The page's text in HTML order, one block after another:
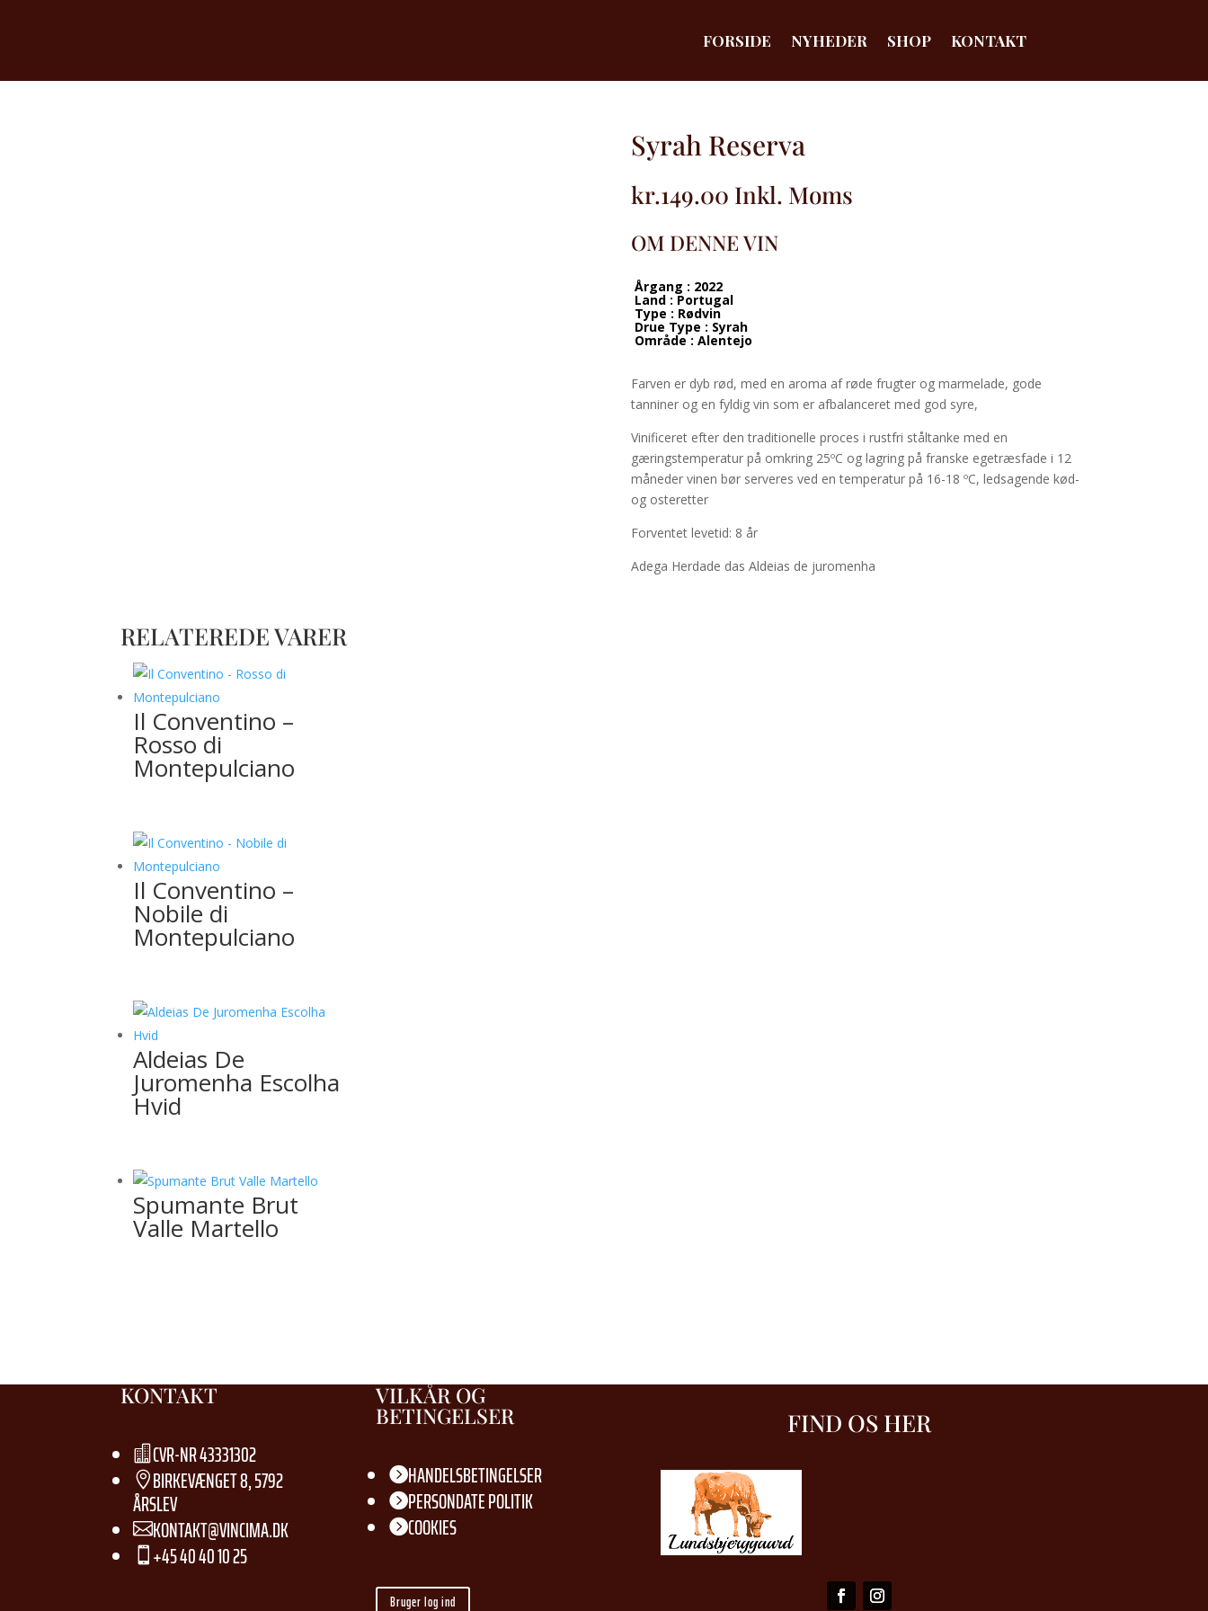
FORSIDE NYHEDER SHOP KONTAKT
Syrah Reserva
kr.149.00 Inkl. Moms
OM DENNE VIN
Årgang : 2022
Land : Portugal
Type : Rødvin
Drue Type : Syrah
Område : Alentejo
Farven er dyb rød, med en aroma af røde frugter og marmelade, gode
tanniner og en fyldig vin som er afbalanceret med god syre,
Vinificeret efter den traditionelle proces i rustfri ståltanke med en
gæringstemperatur på omkring 25ºC og lagring på franske egetræsfade i 12
måneder vinen bør serveres ved en temperatur på 16-18 ºC, ledsagende kød-
og osteretter
Forventet levetid: 8 år
Adega Herdade das Aldeias de juromenha
RELATEREDE VARER
Il Conventino –
Rosso di
Montepulciano
Il Conventino –
Nobile di
Montepulciano
Aldeias De
Juromenha Escolha
Hvid
Spumante Brut
Valle Martello
KONTAKT
CVR-NR 43331302
BIRKEVÆNGET 8, 5792
ÅRSLEV
KONTAKT@VINCIMA.DK
 +45 40 40 10 25
VILKÅR OG
BETINGELSER
HANDELSBETINGELSER
PERSONDATE POLITIK
COOKIES
Bruger log ind
FIND OS HER